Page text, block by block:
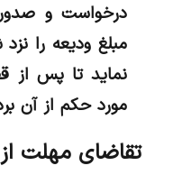
درخواست و صدور
مبلغ ودیعه را
نماید تا پس از
مورد حکم از آن
تقاضای مهلت